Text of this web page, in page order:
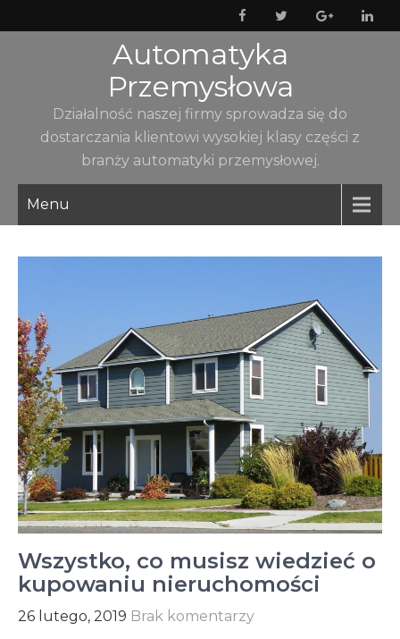
to
Automatyka
Przemysłowa
Działalność naszej firmy sprowadza się do
dostarczania klientowi wysokiej klasy części z
branży automatyki przemysłowej.
Menu
Wszystko, co musisz wiedzieć o
kupowaniu nieruchomości
26 lutego, 2019 Brak komentarzy